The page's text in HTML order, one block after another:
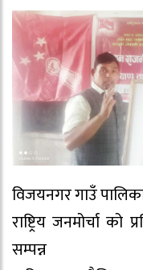
विजयनगर गाउँ
राष्ट्रिय जनमोर्चा
सम्पन्न